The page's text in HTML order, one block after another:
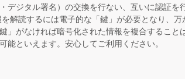
デジタル署名）の交換を行ない、互いに認証を
解読するには電子的な「鍵」が必要となり、万
」がなければ暗号化された情報を複合すること
能といえます。安心してご利用ください。